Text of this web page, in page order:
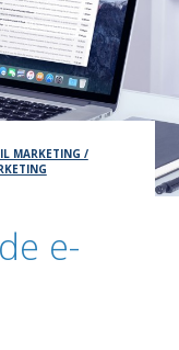
MARKETING /
e-